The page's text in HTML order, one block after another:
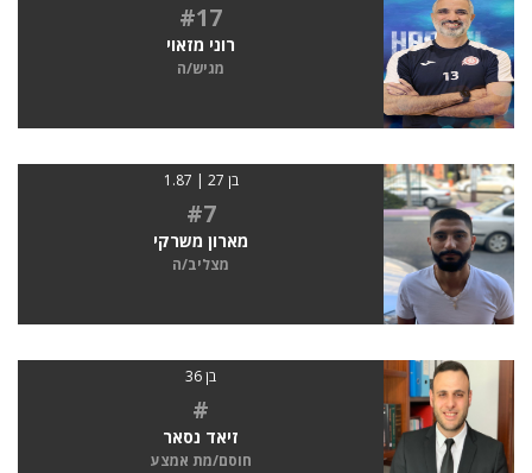
#17
רוני מזאוי
מגיש/ה
בן 27 | 1.87
#7
מארון משרקי
מצליב/ה
בן 36
#
זיאד נסאר
חוסם/מת אמצע